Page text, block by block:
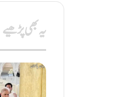
یہ بھی پڑھیے